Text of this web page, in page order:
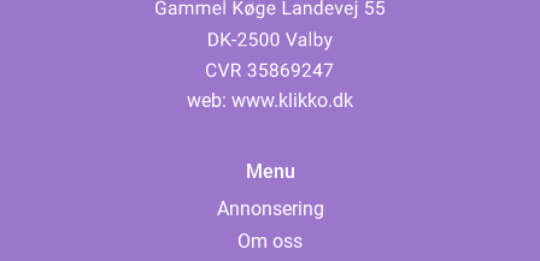
web: www.klikko.dk
Menu
Annonsering
Om oss